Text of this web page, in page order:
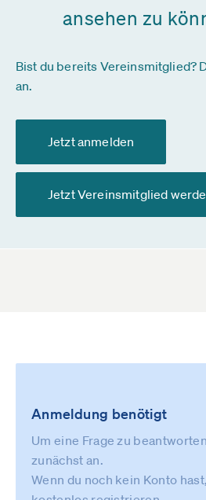
ansehen zu
Bist du bereits Vereinsmitglied?
an.
Jetzt anmelden
Jetzt Vereinsmitglied
Anmeldung benötigt
Um eine Frage zu
zunächst an.
Wenn du noch kein Konto